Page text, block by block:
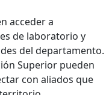
acceder a
de laboratorio y
del departamento.
Superior pueden
con aliados que